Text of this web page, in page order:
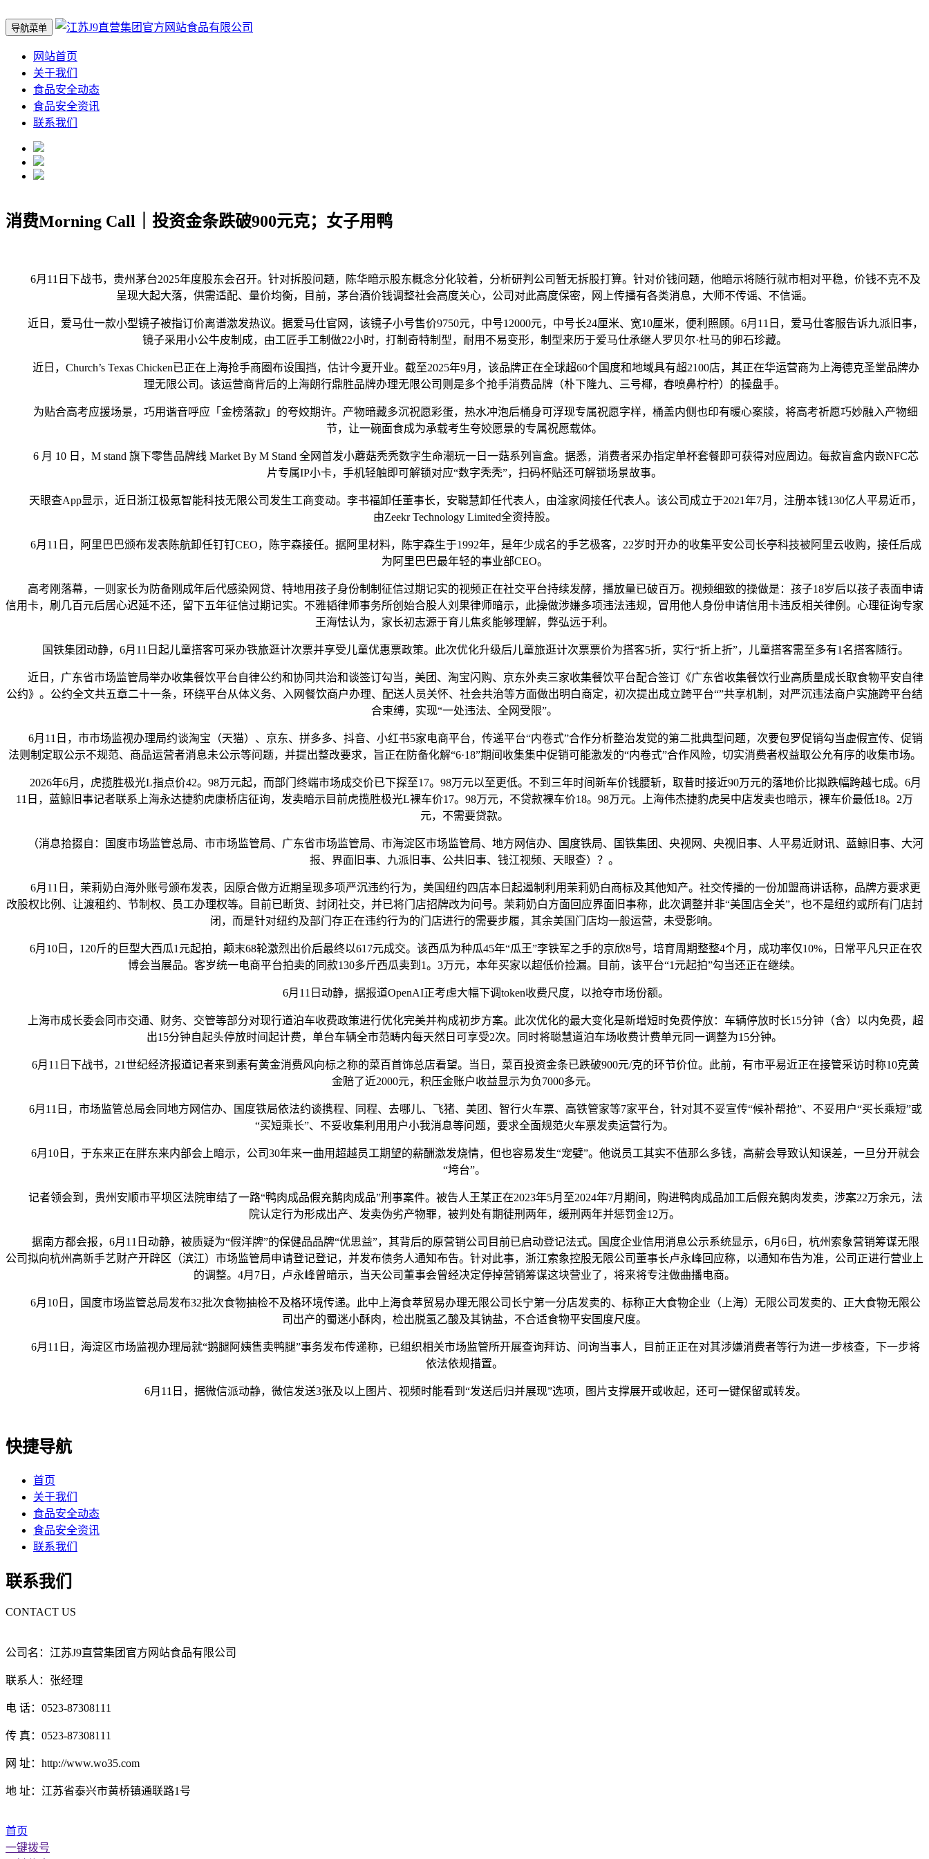
导航菜单
网站首页
关于我们
食品安全动态
食品安全资讯
联系我们
消费Morning Call｜投资金条跌破900元克；女子用鸭
6月11日下战书，贵州茅台2025年度股东会召开。针对拆股问题，陈华暗示股东概念分化较着，分析研判公司暂无拆股打算。针对价钱问题，他暗示将随行就市相对平稳，价钱不克不及
呈现大起大落，供需适配、量价均衡，目前，茅台酒价钱调整社会高度关心，公司对此高度保密，网上传播有各类消息，大师不传谣、不信谣。
近日，爱马仕一款小型镜子被指订价离谱激发热议。据爱马仕官网，该镜子小号售价9750元，中号12000元，中号长24厘米、宽10厘米，便利照顾。6月11日，爱马仕客服告诉九派旧事，
镜子采用小公牛皮制成，由工匠手工制做22小时，打制奇特制型，耐用不易变形，制型来历于爱马仕承继人罗贝尔·杜马的卵石珍藏。
近日，Church’s Texas Chicken已正在上海抢手商圈布设围挡，估计今夏开业。截至2025年9月，该品牌正在全球超60个国度和地域具有超2100店，其正在华运营商为上海德克圣堂品牌办
理无限公司。该运营商背后的上海朗行鼎胜品牌办理无限公司则是多个抢手消费品牌（朴下隆九、三号椰，春喷鼻柠柠）的操盘手。
为贴合高考应援场景，巧用谐音呼应「金榜落款」的夸姣期许。产物暗藏多沉祝愿彩蛋，热水冲泡后桶身可浮现专属祝愿字样，桶盖内侧也印有暖心案牍，将高考祈愿巧妙融入产物细
节，让一碗面食成为承载考生夸姣愿景的专属祝愿载体。
6 月 10 日，M stand 旗下零售品牌线 Market By M Stand 全网首发小蘑菇秃秃数字生命潮玩一日一菇系列盲盒。据悉，消费者采办指定单杯套餐即可获得对应周边。每款盲盒内嵌NFC芯
片专属IP小卡，手机轻触即可解锁对应“数字秃秃”，扫码杯贴还可解锁场景故事。
天眼查App显示，近日浙江极氪智能科技无限公司发生工商变动。李书福卸任董事长，安聪慧卸任代表人，由淦家阅接任代表人。该公司成立于2021年7月，注册本钱130亿人平易近币，
由Zeekr Technology Limited全资持股。
6月11日，阿里巴巴颁布发表陈航卸任钉钉CEO，陈宇森接任。据阿里材料，陈宇森生于1992年，是年少成名的手艺极客，22岁时开办的收集平安公司长亭科技被阿里云收购，接任后成
为阿里巴巴最年轻的事业部CEO。
高考刚落幕，一则家长为防备刚成年后代感染网贷、特地用孩子身份制制征信过期记实的视频正在社交平台持续发酵，播放量已破百万。视频细致的操做是：孩子18岁后以孩子表面申请
信用卡，刷几百元后居心迟延不还，留下五年征信过期记实。不雅韬律师事务所创始合股人刘果律师暗示，此操做涉嫌多项违法违规，冒用他人身份申请信用卡违反相关律例。心理征询专家
王海怯认为，家长初志源于育儿焦炙能够理解，弊弘远于利。
国铁集团动静，6月11日起儿童搭客可采办铁旅逛计次票并享受儿童优惠票政策。此次优化升级后儿童旅逛计次票票价为搭客5折，实行“折上折”，儿童搭客需至多有1名搭客随行。
近日，广东省市场监管局举办收集餐饮平台自律公约和协同共治和谈签订勾当，美团、淘宝闪购、京东外卖三家收集餐饮平台配合签订《广东省收集餐饮行业高质量成长取食物平安自律
公约》。公约全文共五章二十一条，环绕平台从体义务、入网餐饮商户办理、配送人员关怀、社会共治等方面做出明白商定，初次提出成立跨平台“”共享机制，对严沉违法商户实施跨平台结
合束缚，实现“一处违法、全网受限”。
6月11日，市市场监视办理局约谈淘宝（天猫）、京东、拼多多、抖音、小红书5家电商平台，传递平台“内卷式”合作分析整治发觉的第二批典型问题，次要包罗促销勾当虚假宣传、促销
法则制定取公示不规范、商品运营者消息未公示等问题，并提出整改要求，旨正在防备化解“6·18”期间收集集中促销可能激发的“内卷式”合作风险，切实消费者权益取公允有序的收集市场。
2026年6月，虎揽胜极光L指点价42。98万元起，而部门终端市场成交价已下探至17。98万元以至更低。不到三年时间新车价钱腰斩，取昔时接近90万元的落地价比拟跌幅跨越七成。6月
11日，蓝鲸旧事记者联系上海永达捷豹虎康桥店征询，发卖暗示目前虎揽胜极光L裸车价17。98万元，不贷款裸车价18。98万元。上海伟杰捷豹虎吴中店发卖也暗示，裸车价最低18。2万
元，不需要贷款。
（消息拾掇自：国度市场监管总局、市市场监管局、广东省市场监管局、市海淀区市场监管局、地方网信办、国度铁局、国铁集团、央视网、央视旧事、人平易近财讯、蓝鲸旧事、大河
报、界面旧事、九派旧事、公共旧事、钱江视频、天眼查）？。
6月11日，茉莉奶白海外账号颁布发表，因原合做方近期呈现多项严沉违约行为，美国纽约四店本日起遏制利用茉莉奶白商标及其他知产。社交传播的一份加盟商讲话称，品牌方要求更
改股权比例、让渡租约、节制权、员工办理权等。目前已断货、封闭社交，并已将门店招牌改为问号。茉莉奶白方面回应界面旧事称，此次调整并非“美国店全关”，也不是纽约或所有门店封
闭，而是针对纽约及部门存正在违约行为的门店进行的需要步履，其余美国门店均一般运营，未受影响。
6月10日，120斤的巨型大西瓜1元起拍，颠末68轮激烈出价后最终以617元成交。该西瓜为种瓜45年“瓜王”李铁军之手的京欣8号，培育周期整整4个月，成功率仅10%，日常平凡只正在农
博会当展品。客岁统一电商平台拍卖的同款130多斤西瓜卖到1。3万元，本年买家以超低价捡漏。目前，该平台“1元起拍”勾当还正在继续。
6月11日动静，据报道OpenAI正考虑大幅下调token收费尺度，以抢夺市场份额。
上海市成长委会同市交通、财务、交管等部分对现行道泊车收费政策进行优化完美并构成初步方案。此次优化的最大变化是新增短时免费停放：车辆停放时长15分钟（含）以内免费，超
出15分钟自起头停放时间起计费，单台车辆全市范畴内每天然日可享受2次。同时将聪慧道泊车场收费计费单元同一调整为15分钟。
6月11日下战书，21世纪经济报道记者来到素有黄金消费风向标之称的菜百首饰总店看望。当日，菜百投资金条已跌破900元/克的环节价位。此前，有市平易近正在接管采访时称10克黄
金赔了近2000元，积压金账户收益显示为负7000多元。
6月11日，市场监管总局会同地方网信办、国度铁局依法约谈携程、同程、去哪儿、飞猪、美团、智行火车票、高铁管家等7家平台，针对其不妥宣传“候补帮抢”、不妥用户“买长乘短”或
“买短乘长”、不妥收集利用用户小我消息等问题，要求全面规范火车票发卖运营行为。
6月10日，于东来正在胖东来内部会上暗示，公司30年来一曲用超越员工期望的薪酬激发烧情，但也容易发生“宠嬖”。他说员工其实不值那么多钱，高薪会导致认知误差，一旦分开就会
“垮台”。
记者领会到，贵州安顺市平坝区法院审结了一路“鸭肉成品假充鹅肉成品”刑事案件。被告人王某正在2023年5月至2024年7月期间，购进鸭肉成品加工后假充鹅肉发卖，涉案22万余元，法
院认定行为形成出产、发卖伪劣产物罪，被判处有期徒刑两年，缓刑两年并惩罚金12万。
据南方都会报，6月11日动静，被质疑为“假洋牌”的保健品品牌“优思益”，其背后的原营销公司目前已启动登记法式。国度企业信用消息公示系统显示，6月6日，杭州索象营销筹谋无限
公司拟向杭州高新手艺财产开辟区（滨江）市场监管局申请登记登记，并发布债务人通知布告。针对此事，浙江索象控股无限公司董事长卢永峰回应称，以通知布告为准，公司正进行营业上
的调整。4月7日，卢永峰曾暗示，当天公司董事会曾经决定停掉营销筹谋这块营业了，将来将专注做曲播电商。
6月10日，国度市场监管总局发布32批次食物抽检不及格环境传递。此中上海食萃贸易办理无限公司长宁第一分店发卖的、标称正大食物企业（上海）无限公司发卖的、正大食物无限公
司出产的蜀迷小酥肉，检出脱氢乙酸及其钠盐，不合适食物平安国度尺度。
6月11日，海淀区市场监视办理局就“鹅腿阿姨售卖鸭腿”事务发布传递称，已组织相关市场监管所开展查询拜访、问询当事人，目前正正在对其涉嫌消费者等行为进一步核查，下一步将
依法依规措置。
6月11日，据微信派动静，微信发送3张及以上图片、视频时能看到“发送后归并展现”选项，图片支撑展开或收起，还可一键保留或转发。
快捷导航
首页
关于我们
食品安全动态
食品安全资讯
联系我们
联系我们
CONTACT US
公司名：江苏J9直营集团官方网站食品有限公司
联系人：张经理
电 话：0523-87308111
传 真：0523-87308111
网 址：http://www.wo35.com
地 址：江苏省泰兴市黄桥镇通联路1号
首页
一键拨号